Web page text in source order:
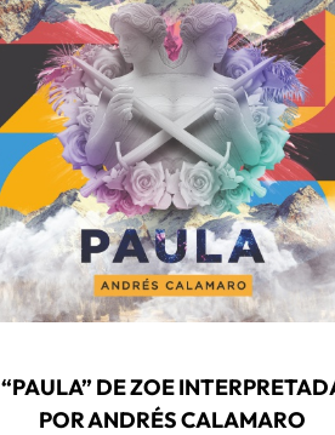
“PAULA” DE ZOE
POR ANDRÉS CALAMARO